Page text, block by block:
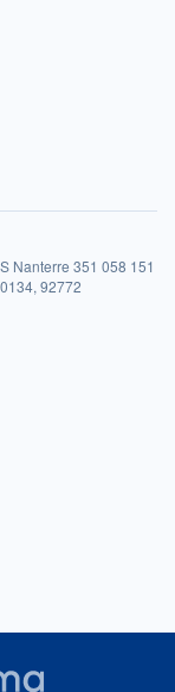
Nanterre 351 058 151
92772